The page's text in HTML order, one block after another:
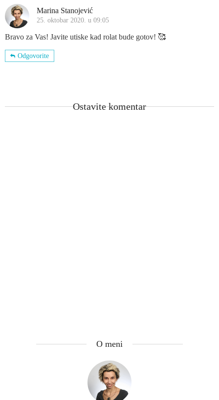
Marina Stanojević
25. oktobar 2020. u 09:05
Bravo za Vas! Javite utiske kad rolat bude gotov! 🥰
Odgovorite
Ostavite komentar
O meni